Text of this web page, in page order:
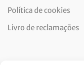
Política de cookies
Livro de reclamações